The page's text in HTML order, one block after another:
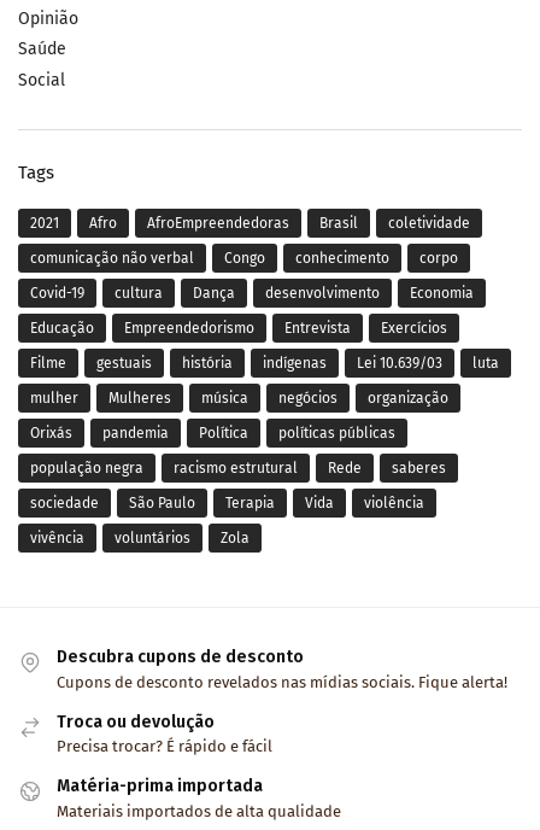
Opinião
Saúde
Social
Tags
2021 Afro AfroEmpreendedoras Brasil coletividade
comunicação não verbal Congo conhecimento corpo
Covid-19 cultura Dança desenvolvimento Economia
Educação Empreendedorismo Entrevista Exercícios
Filme gestuais história indígenas Lei 10.639/03 luta
mulher Mulheres música negócios organização
Orixás pandemia Política políticas públicas
população negra racismo estrutural Rede saberes
sociedade São Paulo Terapia Vida violência
vivência voluntários Zola
Descubra cupons de desconto
Cupons de desconto revelados nas mídias sociais. Fique alerta!
Troca ou devolução
Precisa trocar? É rápido e fácil
Matéria-prima importada
Materiais importados de alta qualidade